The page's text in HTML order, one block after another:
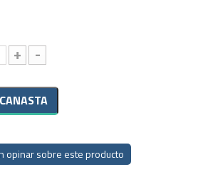
+ -
opinar sobre este producto